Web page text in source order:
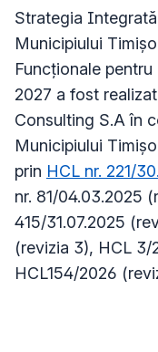
Strategia
Municipiului
Funcționale
2027 a fost
Consulting S.A în
Municipiului
prin HCL nr. 221/
nr. 81/04.03.2025
415/31.07.2025
(revizia 3), HCL 3/
HCL154/2026